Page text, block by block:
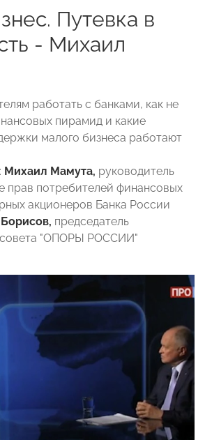
Путевка в
- Михаил
работать с банками, как не
пирамид и какие
малого бизнеса работают
Михаил Мамута, руководитель
прав потребителей финансовых
акционеров Банка России
председатель
совета "ОПОРЫ РОССИИ"